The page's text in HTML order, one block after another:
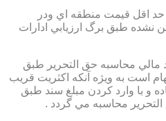
حد اقل قيمت منطقه اي ودر
نشده طبق برگ ارزيابي ادارات
مالي محاسبه حق التحرير طبق
است به ويژه آنكه اكثريت قريب
و با وارد كردن مبلغ سند طبق
محاسبه مي گردد .